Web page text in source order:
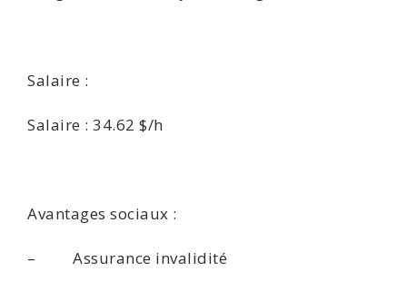
Salaire :
Salaire : 34.62 $/h
Avantages sociaux :
– Assurance invalidité